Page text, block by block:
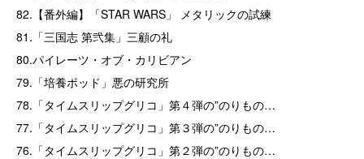
82.【番外編】「STAR WARS」 メタリックの試練
81.「三国志 第弐集」三顧の礼
80.パイレーツ・オブ・カリビアン
79.「培養ポッド」悪の研究所
78.「タイムスリップグリコ」第４弾の”のりもの…
77.「タイムスリップグリコ」第３弾の”のりもの…
76.「タイムスリップグリコ」第２弾の”のりもの…